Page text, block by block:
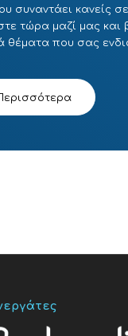
κανείς σε
τώρα μαζί μας και
θέματα που σας